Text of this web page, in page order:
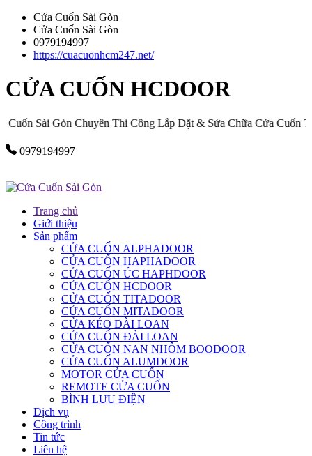
Cửa Cuốn Sài Gòn
Cửa Cuốn Sài Gòn
0979194997
https://cuacuonhcm247.net/
CỬA CUỐN HCDOOR
Sài Gòn Chuyên Thi Công Lắp Đặt & Sửa Chữa Cửa Cuốn
0979194997
Trang chủ
Giới thiệu
Sản phẩm
CỬA CUỐN ALPHADOOR
CỬA CUỐN HAPHADOOR
CỬA CUỐN ÚC HAPHDOOR
CỬA CUỐN HCDOOR
CỬA CUỐN TITADOOR
CỬA CUỐN MITADOOR
CỬA KÉO ĐÀI LOAN
CỬA CUỐN ĐÀI LOAN
CỬA CUỐN NAN NHÔM BOODOOR
CỬA CUỐN ALUMDOOR
MOTOR CỬA CUỐN
REMOTE CỬA CUỐN
BÌNH LƯU ĐIỆN
Dịch vụ
Công trình
Tin tức
Liên hệ